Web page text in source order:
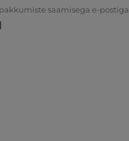
saamisega e-postiga